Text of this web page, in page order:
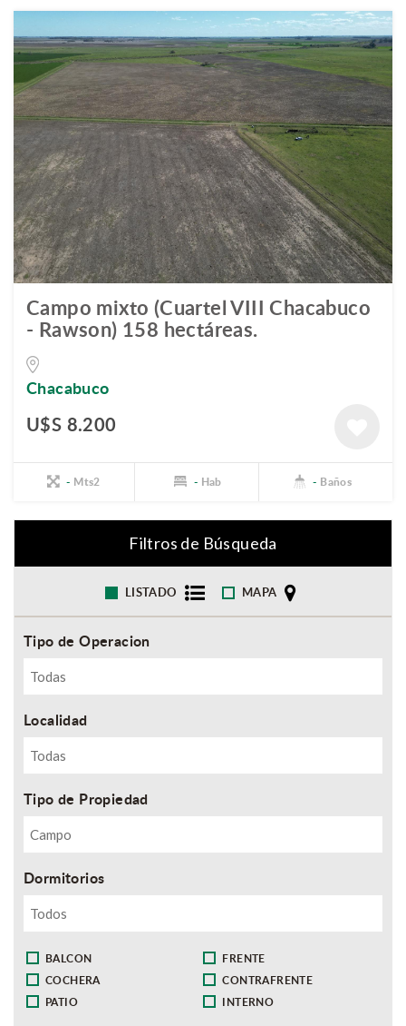
Campo mixto (Cuartel VIII Chacabuco
- Rawson) 158 hectáreas.
Chacabuco
U$S 8.200
- Mts2 - Hab - Baños
Filtros de Búsqueda
LISTADO MAPA
Tipo de Operacion
Localidad
Tipo de Propiedad
Dormitorios
BALCON
FRENTE
COCHERA
CONTRAFRENTE
PATIO
INTERNO